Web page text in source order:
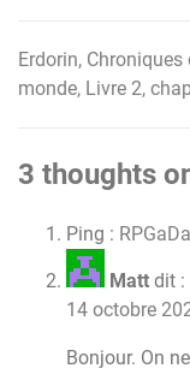
Navigation
Erdorin, Chroniques
monde, Livre 2,
3 thoughts
Ping :
Matt dit :
14 octobre
Bonjour. On